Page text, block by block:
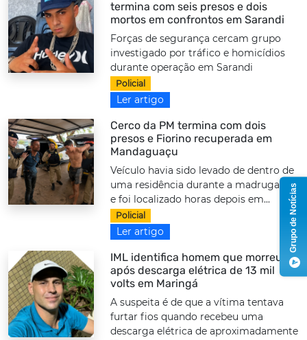
termina com seis presos e dois
mortos em confrontos em Sarandi
Forças de segurança cercam grupo
investigado por tráfico e homicídios
durante operação em Sarandi
Policial
Ler artigo
Cerco da PM termina com dois
presos e Fiorino recuperada em
Mandaguaçu
Veículo havia sido levado de dentro de
uma residência durante a madrugada
e foi localizado horas depois em...
Policial
Ler artigo
IML identifica homem que morreu
após descarga elétrica de 13 mil
volts em Maringá
A suspeita é de que a vítima tentava
furtar fios quando recebeu uma
descarga elétrica de aproximadamente
Grupo de Notícias